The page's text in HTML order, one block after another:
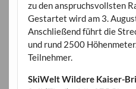
zu den anspruchsvollsten
Gestartet wird am 3.
Anschließend führt die
und rund 2500
Teilnehmer.
SkiWelt Wildere Kaiser-